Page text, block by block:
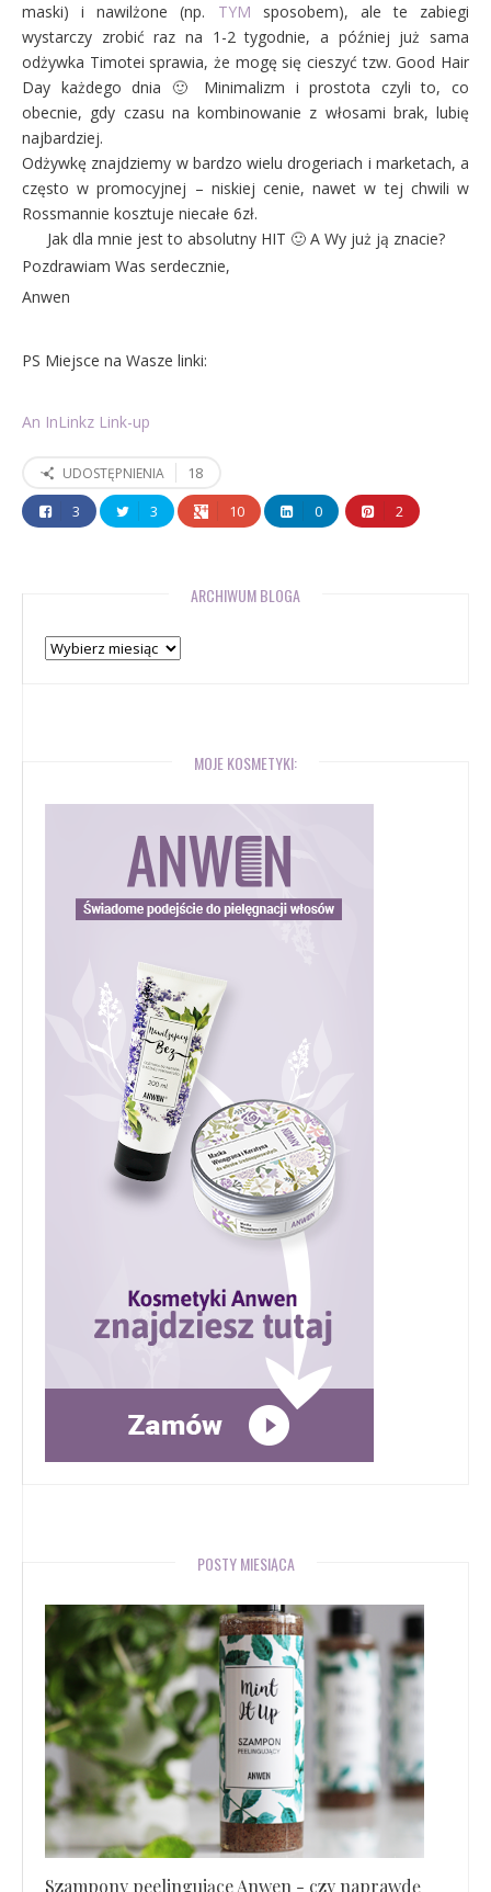
maski) i nawilżone (np. TYM sposobem), ale te zabiegi
wystarczy zrobić raz na 1-2 tygodnie, a później już sama
odżywka Timotei sprawia, że mogę się cieszyć tzw. Good Hair
Day każdego dnia 🙂 Minimalizm i prostota czyli to, co
obecnie, gdy czasu na kombinowanie z włosami brak, lubię
najbardziej.
Odżywkę znajdziemy w bardzo wielu drogeriach i marketach, a
często w promocyjnej – niskiej cenie, nawet w tej chwili w
Rossmannie kosztuje niecałe 6zł.
Jak dla mnie jest to absolutny HIT 🙂 A Wy już ją znacie?
Pozdrawiam Was serdecznie,
Anwen
PS Miejsce na Wasze linki:
An InLinkz Link-up
UDOSTĘPNIENIA
18
3
3 10 0 2
ARCHIWUM BLOGA
Archiwum
MOJE KOSMETYKI:
POSTY MIESIĄCA
Szampony peelingujące Anwen - czy naprawdę